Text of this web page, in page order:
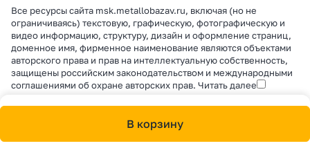
В корзину
Все ресурсы сайта msk.metallobazav.ru, включая (но не
ограничиваясь) текстовую, графическую, фотографическую и
видео информацию, структуру, дизайн и оформление страниц,
доменное имя, фирменное наименование являются объектами
авторского права и прав на интеллектуальную собственность,
защищены российским законодательством и международными
соглашениями об охране авторских прав. Читать далее